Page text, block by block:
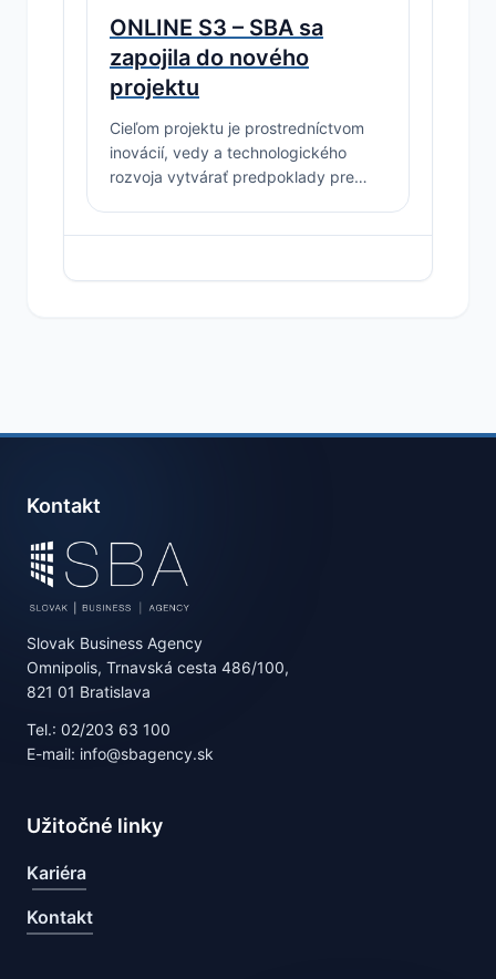
ONLINE S3 – SBA sa
zapojila do nového
projektu
Cieľom projektu je prostredníctvom
inovácií, vedy a technologického
rozvoja vytvárať predpoklady pre
Kontakt
Slovak Business Agency
Omnipolis, Trnavská cesta 486/100,
821 01 Bratislava
Tel.: 02/203 63 100
E-mail: info@sbagency.sk
Užitočné linky
Kariéra
Kontakt